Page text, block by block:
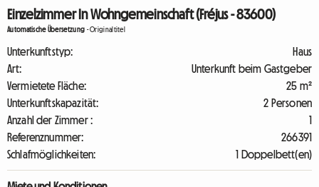
Einzelzimmer In Wohngemeinschaft (Fréjus - 83600)
Automatische Übersetzung -Originaltitel
Unterkunftstyp:
Haus
Art:
Unterkunft beim Gastgeber
Vermietete Fläche:
25 m²
Unterkunftskapazität:
2 Personen
Anzahl der Zimmer :
1
Referenznummer:
266391
Schlafmöglichkeiten:
1 Doppelbett(en)